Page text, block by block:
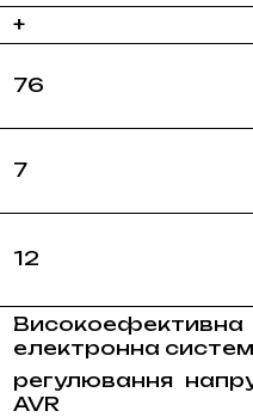
+
76
7
12
Високоефективна
електронна
регулювання
AVR